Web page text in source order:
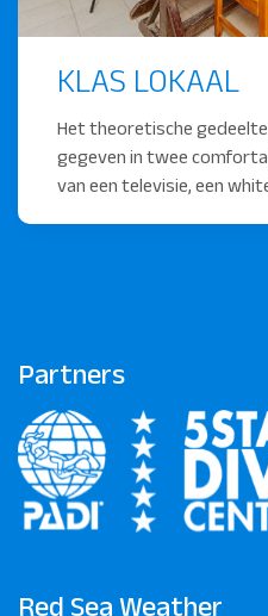
KLAS LOKAAL
Het theoretische
gegeven in twee
van een televisie, een
Partners
Red Sea Weather